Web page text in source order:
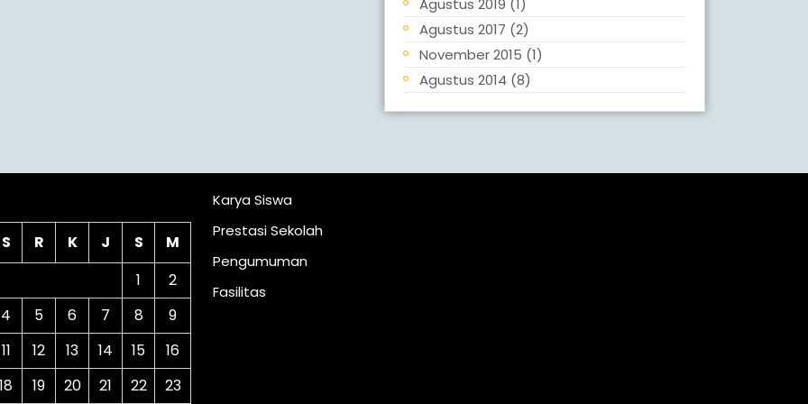
Agustus 2019 (1)
Agustus 2017 (2)
November 2015 (1)
Agustus 2014 (8)
S R K J S
M
1
2
4
5 6 7 8
9
11
12 13 14 15
16
18
19 20 21 22 23
Karya Siswa
Prestasi Sekolah
Pengumuman
Fasilitas